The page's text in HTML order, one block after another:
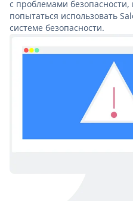
с проблемами безопасности,
попытаться использовать
системе безопасности.